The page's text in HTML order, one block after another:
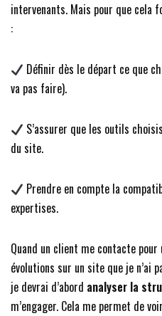
intervenants. Mais pour que cela
:
Définir dès le départ ce que
va pas faire).
S’assurer que les outils
du site.
Prendre en compte la
expertises.
Quand un client me contacte pour
évolutions sur un site que je n’ai
je devrai d’abord analyser la
m’engager. Cela me permet de